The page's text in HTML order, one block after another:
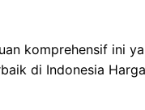
komprehensif ini
di Indonesia